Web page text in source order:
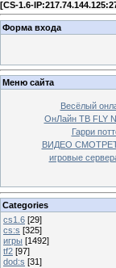
[CS-1.6-
Форма входа
Меню сайта
Весёлый
ОнЛайн ТВ FLY
Гарри
ВИДЕО
игровые
Categories
cs1.6 [29]
cs:s [325]
игры [1492]
tf2 [97]
dod:s [31]